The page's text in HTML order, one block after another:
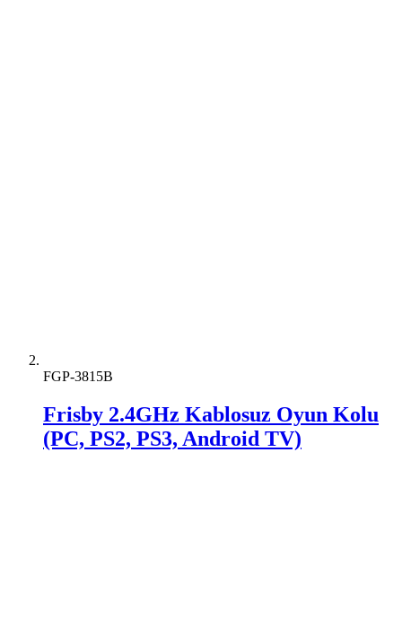
FGP-3815B
Frisby 2.4GHz Kablosuz Oyun Kolu
(PC, PS2, PS3, Android TV)